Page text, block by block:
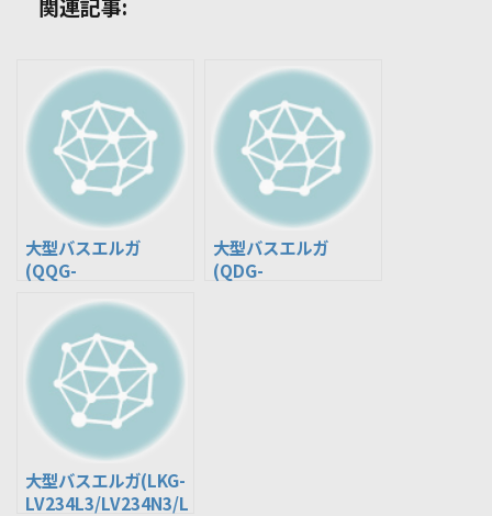
大型バスエルガ
(QQG-
大型バスエルガ
(QDG-
大型バスエルガ(LKG-
LV234L3/LV234N3/L